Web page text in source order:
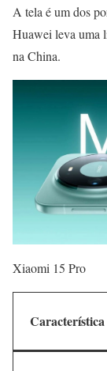
A tela é um dos
Huawei leva uma
na China.
Xiaomi 15 Pro
Característica